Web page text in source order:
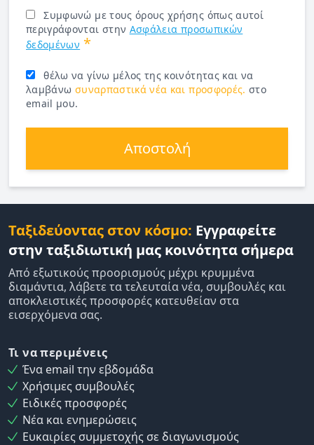
Συμφωνώ με τους όρους χρήσης όπως αυτοί
περιγράφονται στην Ασφάλεια προσωπικών
δεδομένων *
θέλω να γίνω μέλος της κοινότητας και να
λαμβάνω συναρπαστικά νέα και προσφορές. στο
email μου.
Αποστολή
Ταξιδεύοντας στον κόσμο: Εγγραφείτε
στην ταξιδιωτική μας κοινότητα σήμερα
Από εξωτικούς προορισμούς μέχρι κρυμμένα
διαμάντια, λάβετε τα τελευταία νέα, συμβουλές και
αποκλειστικές προσφορές κατευθείαν στα
εισερχόμενα σας.
Τι να περιμένεις
Ένα email την εβδομάδα
Χρήσιμες συμβουλές
Ειδικές προσφορές
Νέα και ενημερώσεις
Ευκαιρίες συμμετοχής σε διαγωνισμούς